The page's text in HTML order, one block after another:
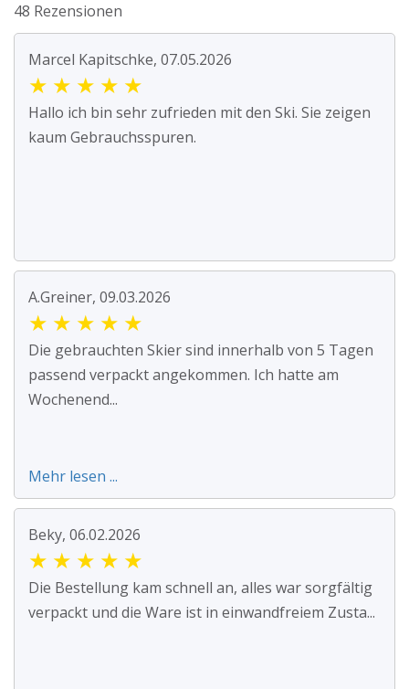
48 Rezensionen
Marcel Kapitschke, 07.05.2026
★ ★ ★ ★ ★
Hallo ich bin sehr zufrieden mit den Ski. Sie zeigen
kaum Gebrauchsspuren.
A.Greiner, 09.03.2026
★ ★ ★ ★ ★
Die gebrauchten Skier sind innerhalb von 5 Tagen
passend verpackt angekommen. Ich hatte am
Wochenend...
Mehr lesen ...
Beky, 06.02.2026
★ ★ ★ ★ ★
Die Bestellung kam schnell an, alles war sorgfältig
verpackt und die Ware ist in einwandfreiem Zusta...